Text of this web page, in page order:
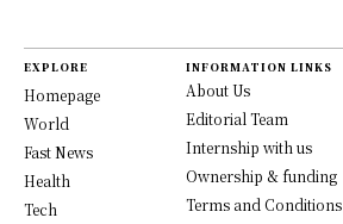
EXPLORE
Homepage
World
Fast News
Health
Tech
INFORMATION LINKS
About Us
Editorial Team
Internship with us
Ownership & funding
Terms and Conditions